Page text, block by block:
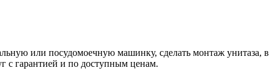
или посудомоечную машинку, сделать монтаж унитаза,
c гарантией и по доступным ценам.